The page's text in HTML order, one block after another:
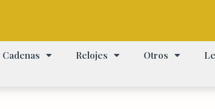
Cadenas Relojes Otros